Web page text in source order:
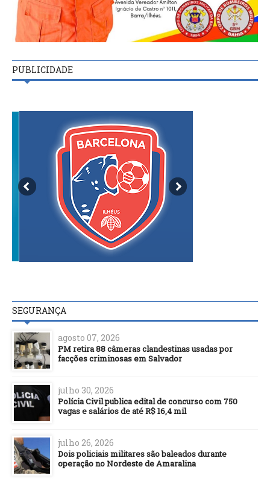
PUBLICIDADE
SEGURANÇA
agosto 07, 2026
PM retira 88 câmeras clandestinas usadas por
facções criminosas em Salvador
julho 30, 2026
Polícia Civil publica edital de concurso com 750
vagas e salários de até R$ 16,4 mil
julho 26, 2026
Dois policiais militares são baleados durante
operação no Nordeste de Amaralina